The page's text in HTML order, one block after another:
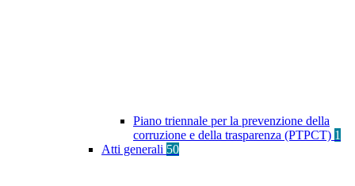
Piano triennale per la prevenzione della
corruzione e della trasparenza (PTPCT) 1
Atti generali 50